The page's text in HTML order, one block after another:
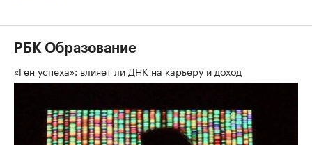
РБК Образование
«Ген успеха»: влияет ли ДНК на карьеру и доход